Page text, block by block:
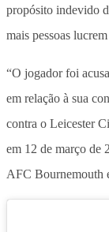
propósito indevido
mais pessoas
“O jogador foi
em relação à sua
contra o Leicester
em 12 de março de
AFC Bournemouth